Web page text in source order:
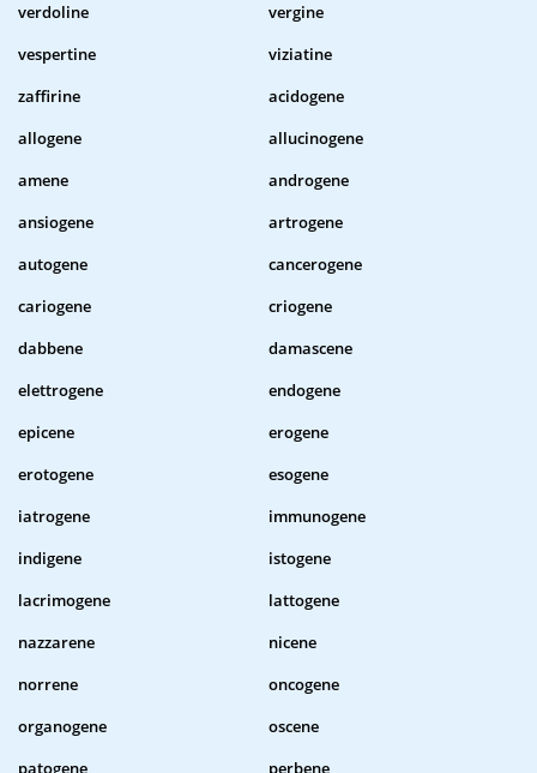
verdoline
vergine
vespertine
viziatine
zaffirine
acidogene
allogene
allucinogene
amene
androgene
ansiogene
artrogene
autogene
cancerogene
cariogene
criogene
dabbene
damascene
elettrogene
endogene
epicene
erogene
erotogene
esogene
iatrogene
immunogene
indigene
istogene
lacrimogene
lattogene
nazzarene
nicene
norrene
oncogene
organogene
oscene
patogene
perbene